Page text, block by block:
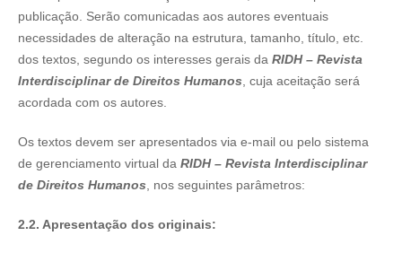
publicação. Serão comunicadas aos autores eventuais
necessidades de alteração na estrutura, tamanho, título, etc.
dos textos, segundo os interesses gerais da RIDH – Revista
Interdisciplinar de Direitos Humanos , cuja aceitação será
acordada com os autores.
Os textos devem ser apresentados via e-mail ou pelo sistema
de gerenciamento virtual da RIDH – Revista Interdisciplinar
de Direitos Humanos , nos seguintes parâmetros:
2.2. Apresentação dos originais: